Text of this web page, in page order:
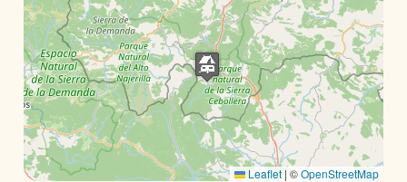
Leaflet | ©OpenStreetMap